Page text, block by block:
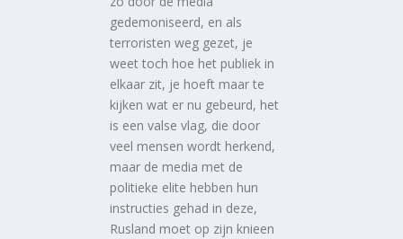
gedemoniseerd, en als
terroristen weg gezet, je
weet toch hoe het publiek in
elkaar zit, je hoeft maar te
kijken wat er nu gebeurd, het
is een valse vlag, die door
veel mensen wordt herkend,
maar de media met de
politieke elite hebben hun
instructies gehad in deze,
Rusland moet op zijn knieen